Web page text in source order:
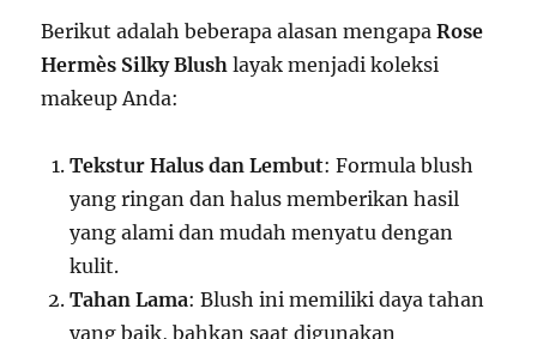
Berikut adalah beberapa alasan mengapaRose
Hermès Silky Blush layak menjadi koleksi
makeup Anda:
Tekstur Halus dan Lembut: Formula blush
yang ringan dan halus memberikan hasil
yang alami dan mudah menyatu dengan
kulit.
Tahan Lama: Blush ini memiliki daya tahan
yang baik, bahkan saat digunakan